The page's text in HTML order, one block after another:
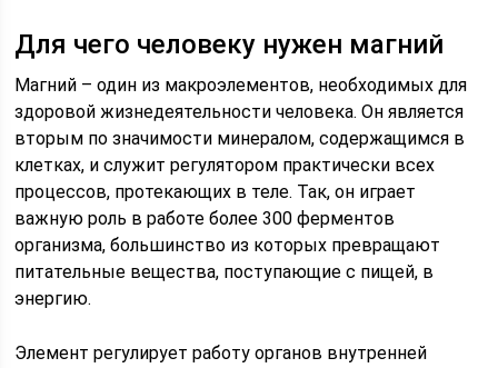
Для чего человеку нужен магний
Магний – один из макроэлементов, необходимых для
здоровой жизнедеятельности человека. Он является
вторым по значимости минералом, содержащимся в
клетках, и служит регулятором практически всех
процессов, протекающих в теле. Так, он играет
важную роль в работе более 300 ферментов
организма, большинство из которых превращают
питательные вещества, поступающие с пищей, в
энергию.
Элемент регулирует работу органов внутренней